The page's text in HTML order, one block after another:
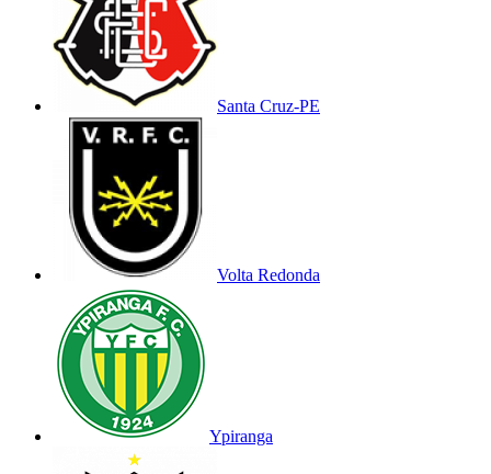
Santa Cruz-PE
Volta Redonda
Ypiranga